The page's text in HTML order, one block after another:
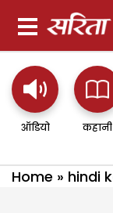
ऑडियो कहानी
Home » hindi